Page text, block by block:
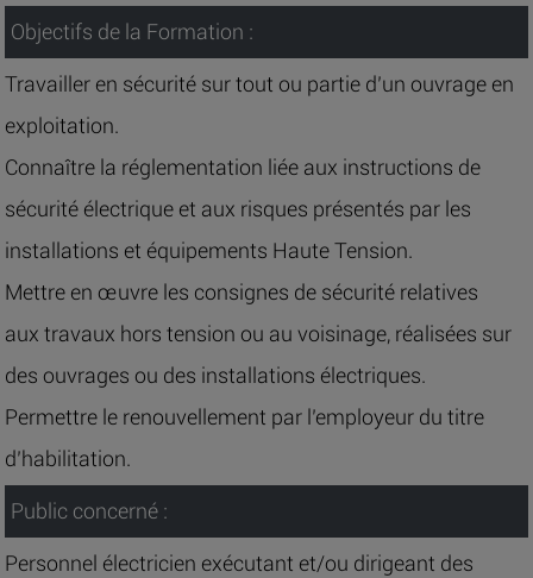
Objectifs de la Formation :
Travailler en sécurité sur tout ou partie d’un ouvrage en
exploitation.
Connaître la réglementation liée aux instructions de
sécurité électrique et aux risques présentés par les
installations et équipements Haute Tension.
Mettre en œuvre les consignes de sécurité relatives
aux travaux hors tension ou au voisinage, réalisées sur
des ouvrages ou des installations électriques.
Permettre le renouvellement par l’employeur du titre
d’habilitation.
Public concerné :
Personnel électricien exécutant et/ou dirigeant des